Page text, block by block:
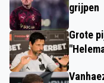
grijpen
Grote